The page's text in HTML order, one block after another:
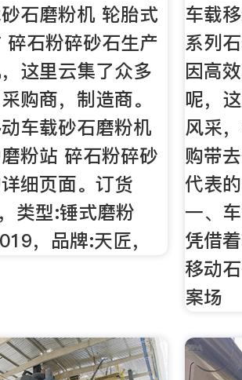
石磨粉机 轮胎式
碎石粉碎砂石生产
这里云集了众多
购商，制造商。
车载砂石磨粉机
粉站 碎石粉碎砂
细页面。订货
类型:锤式磨粉
，品牌:天匠，
车载
系列
因高
呢，
风采
购带
代表
一、
凭借
移动
案场